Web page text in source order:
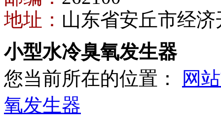
地址： 山东省安丘市经
小型水冷臭氧发生器
您当前所在的位置：
网
氧发生器